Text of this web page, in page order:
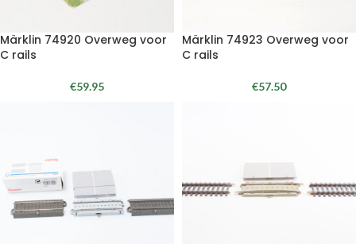
Märklin 74920 Overweg voor
C rails
€59.95
Märklin 74923 Overweg voor
C rails
€57.50